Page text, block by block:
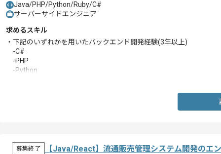
Java/PHP/Python/Ruby/C#
サーバーサイドエンジニア
求めるスキル
・下記のいずれかを用いたバックエンド開発経験(3年以上)
-C#
-PHP
-Python
募集終了 【Java/React】流通販売管理システム開発のエ